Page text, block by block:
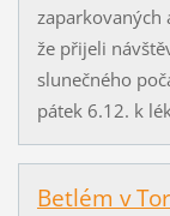
zaparkovaných
že přijeli
slunečného
pátek 6.12. k
Betlém v